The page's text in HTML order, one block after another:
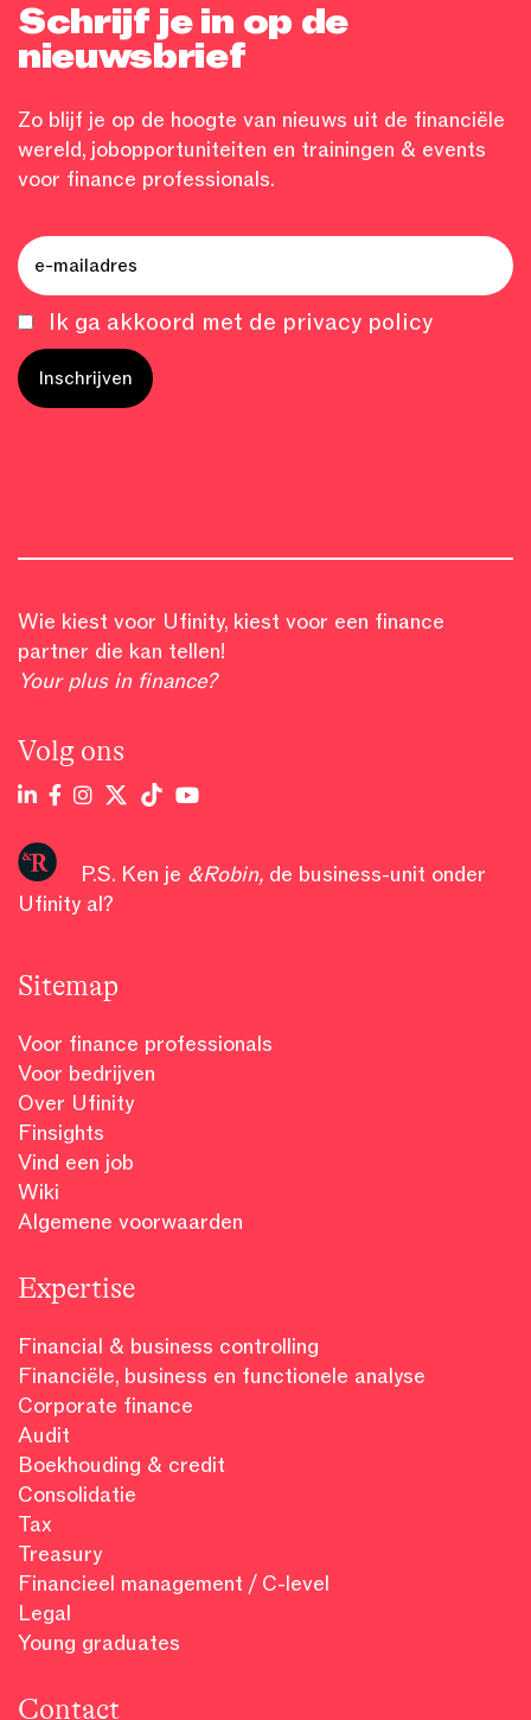
Schrijf je in op de
nieuwsbrief
Zo blijf je op de hoogte van nieuws uit de financiële
wereld, jobopportuniteiten en trainingen & events
voor finance professionals.
Ik ga akkoord met de privacy policy
Wie kiest voor Ufinity, kiest voor een finance
partner die kan tellen!
Your plus in finance?
Volg ons
P.S. Ken je &Robin, de business-unit onder
Ufinity al?
Sitemap
Voor finance professionals
Voor bedrijven
Over Ufinity
Finsights
Vind een job
Wiki
Algemene voorwaarden
Expertise
Financial & business controlling
Financiële, business en functionele analyse
Corporate finance
Audit
Boekhouding & credit
Consolidatie
Tax
Treasury
Financieel management / C-level
Legal
Young graduates
Contact